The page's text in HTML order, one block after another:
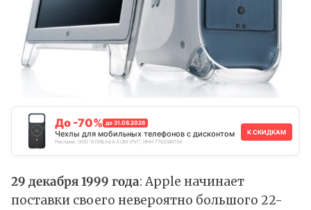
До -70% до 31.08.2026
Чехлы для мобильных телефонов с дисконтом
Реклама. ООО "АЛИБАБА.КОМ (РУ)", ИНН 7703380158
К СКИДКАМ
29 декабря 1999 года: Apple начинает
поставки своего невероятно большого 22-